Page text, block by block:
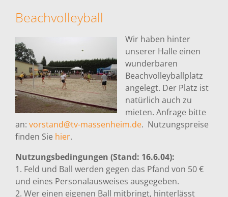
Beachvolleyball
Wir haben hinter
unserer Halle einen
wunderbaren
Beachvolleyballplatz
angelegt. Der Platz ist
natürlich auch zu
mieten. Anfrage bitte
an: vorstand@tv-massenheim.de. Nutzungspreise
finden Sie hier.
Nutzungsbedingungen (Stand: 16.6.04):
1. Feld und Ball werden gegen das Pfand von 50 €
und eines Personalausweises ausgegeben.
2. Wer einen eigenen Ball mitbringt, hinterlässt